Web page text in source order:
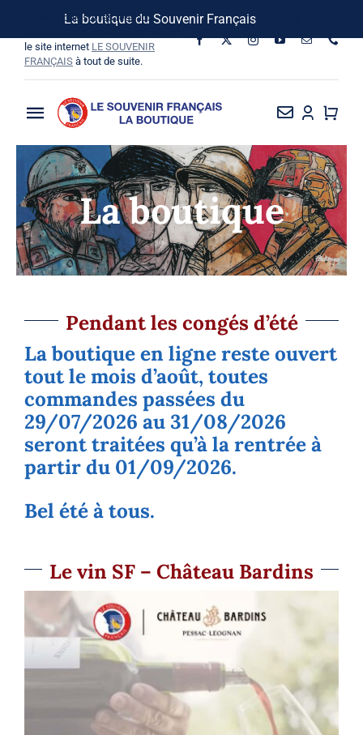
La boutique du Souvenir Français
contenu
Suivez-nous sur les réseaux
le site internet LE SOUVENIR
FRANÇAIS à tout de suite.
Toggle
Navigation
La Boutique
Vins SF-Bardins
Boîte à idées
La boutique
Pendant les congés d’été
La boutique en ligne reste ouvert
tout le mois d’août, toutes
commandes passées du
29/07/2026 au 31/08/2026
seront traitées qu’à la rentrée à
partir du 01/09/2026.
Bel été à tous.
Le vin SF – Château Bardins